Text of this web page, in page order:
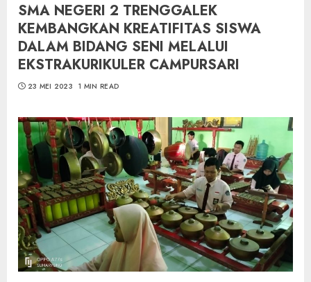
SMA NEGERI 2 TRENGGALEK
KEMBANGKAN KREATIFITAS SISWA
DALAM BIDANG SENI MELALUI
EKSTRAKURIKULER CAMPURSARI
23 MEI 2023 1 MIN READ